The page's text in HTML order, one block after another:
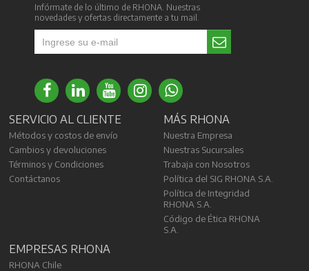
Infórmate de lo último de RHONA. Nuestras
novedades y ofertas directamente a tu mail.
SERVICIO AL CLIENTE
Métodos y costos de envío
Cambios y devoluciones
Términos y Condiciones
Contáctanos
MÁS RHONA
Nuestra Empresa
Nuestras Sucursales
Trabaja con Nosotros
Política del SIG RHONA S.A.
Política de Integridad
RHONA S.A.
Código de Ética RHONA
S.A.
EMPRESAS RHONA
RHONA Chile